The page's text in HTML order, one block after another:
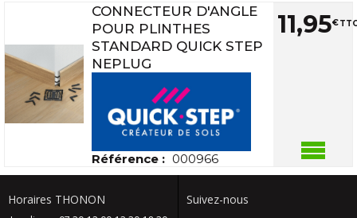
CONNECTEUR D'ANGLE
POUR PLINTHES
STANDARD QUICK STEP
NEPLUG
Référence : 000966
11,95€
Horaires THONON Suivez-nous